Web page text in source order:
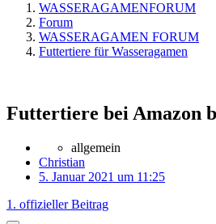
WASSERAGAMENFORUM
Forum
WASSERAGAMEN FORUM
Futtertiere für Wasseragamen
Futtertiere bei Amazon
allgemein
Christian
5. Januar 2021 um 11:25
1. offizieller Beitrag